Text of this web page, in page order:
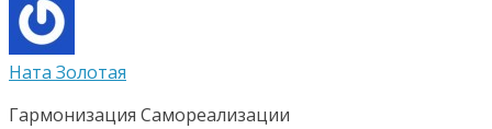
Ната Золотая
Гармонизация Самореализации